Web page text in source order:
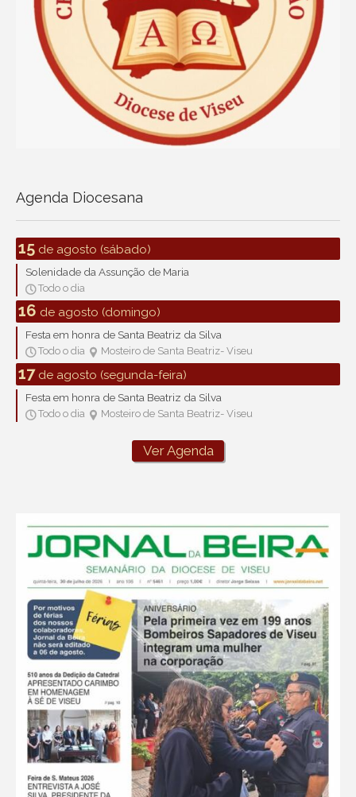
Agenda Diocesana
15 de agosto (sábado)
Solenidade da Assunção de Maria
Todo o dia
16 de agosto (domingo)
Festa em honra de Santa Beatriz da Silva
Todo o dia  Mosteiro de Santa Beatriz- Viseu
17 de agosto (segunda-feira)
Festa em honra de Santa Beatriz da Silva
Todo o dia  Mosteiro de Santa Beatriz- Viseu
Ver Agenda